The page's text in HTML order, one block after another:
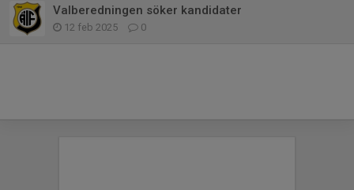
Valberedningen söker kandidater
12 feb 2025 0